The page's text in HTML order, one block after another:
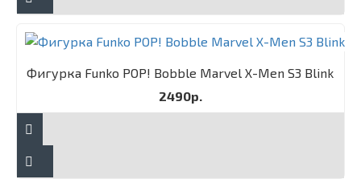
Фигурка Funko POP! Bobble Marvel X-Men S3 Blink
2490р.